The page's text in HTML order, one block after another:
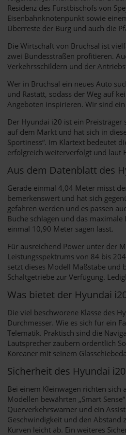
Residenz des Fürstbischofs von
Eisenbahnknotenpunkt sowie
Überreste der Burg und auch die
Die Wirtschaft von Bruchsal ist
zwei Bundesstraßen profitieren.
Verkehrsschildern und der
Wer in Bruchsal ein neues Auto
und Rastatt, sodass der Weg auf
Angeboten inspirieren. Wir sind
Der Hyundai i20 ist ein
auf dem Markt und hat sich in
Sportiness“. Im Klartext bedeutet
erfolgreich weiterverfolgt und laut
Aus dem Datenblatt des
Gerade einmal 4,04 Meter misst
bemerkenswert und hat sich
gefahren werden und es passen
Buche schlagen und das
einmal 10,90 Meter sagen lässt.
Für ausreichend Power unter der
Leistungsspektrums von 84 bis
setzt dieses Modell Maßstäbe
Schaltgetriebe zur Verfügung.
Was bietet der Hyundai
Die viel beschworene Klasse des
Durchmesser. Wie es sich für ein
Telematik. Praktisch sind die
Lautsprecher zaubern ordentlich
Koreaner mit seinem
Sicherheit des Hyundai i20
Bei einem Kleinwagen richten sich
Modellen bewährten „Smart
Querverkehrswarner und ein
Geschwindigkeit und den Abstand
Kurven leicht ab. Ein weiteres